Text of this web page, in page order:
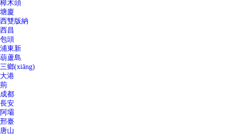
樟木頭
塘廈
西雙版納
西昌
包頭
浦東新
葫蘆島
三鄉(xiāng)
大港
荊
成都
長安
阿壩
邢臺
唐山